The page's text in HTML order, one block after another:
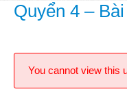
Quyển 4 –
You cannot view this